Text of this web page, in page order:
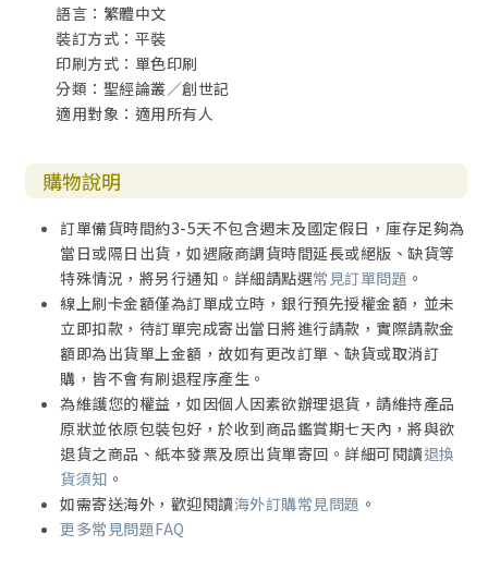
語言：繁體中文
裝訂方式：平裝
印刷方式：單色印刷
分類：聖經論叢／創世記
適用對象：適用所有人
購物說明
訂單備貨時間約3-5天不包含週末及國定假日，庫存足夠為
當日或隔日出貨，如遇廠商調貨時間延長或絕版、缺貨等
特殊情況，將另行通知。詳細請點選常見訂單問題 。
線上刷卡金額僅為訂單成立時，銀行預先授權金額，並未
立即扣款，待訂單完成寄出當日將進行請款，實際請款金
額即為出貨單上金額，故如有更改訂單、缺貨或取消訂
購，皆不會有刷退程序產生。
為維護您的權益，如因個人因素欲辦理退貨，請維持產品
原狀並依原包裝包好，於收到商品鑑賞期七天內，將與欲
退貨之商品、紙本發票及原出貨單寄回。詳細可閱讀退換
貨須知 。
如需寄送海外，歡迎閱讀海外訂購常見問題 。
更多常見問題FAQ